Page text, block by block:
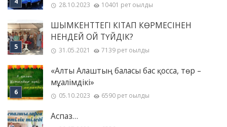
28.10.2023 10401 рет оқылды
ШЫМКЕНТТЕГІ КІТАП КӨРМЕСІНЕН
НЕНДЕЙ ОЙ ТҮЙДІК?
31.05.2021 7139 рет оқылды
«Алты Алаштың баласы бас қосса, төр –
мұғалімдікі»
05.10.2023 6590 рет оқылды
Аспаз…